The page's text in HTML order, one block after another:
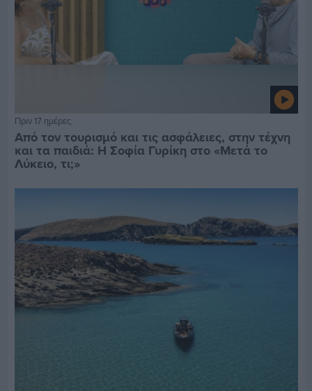
Πριν 17 ημέρες
Από τον τουρισμό και τις ασφάλειες, στην τέχνη
και τα παιδιά: Η Σοφία Γυρίκη στο «Μετά το
Λύκειο, τι;»